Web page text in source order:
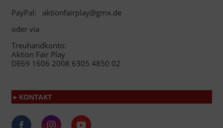
PayPal: aktionfairplay@gmx.de
oder via
Treuhandkonto:
Aktion Fair Play
DE69 1606 2008 6305 4850 02
▸ KONTAKT